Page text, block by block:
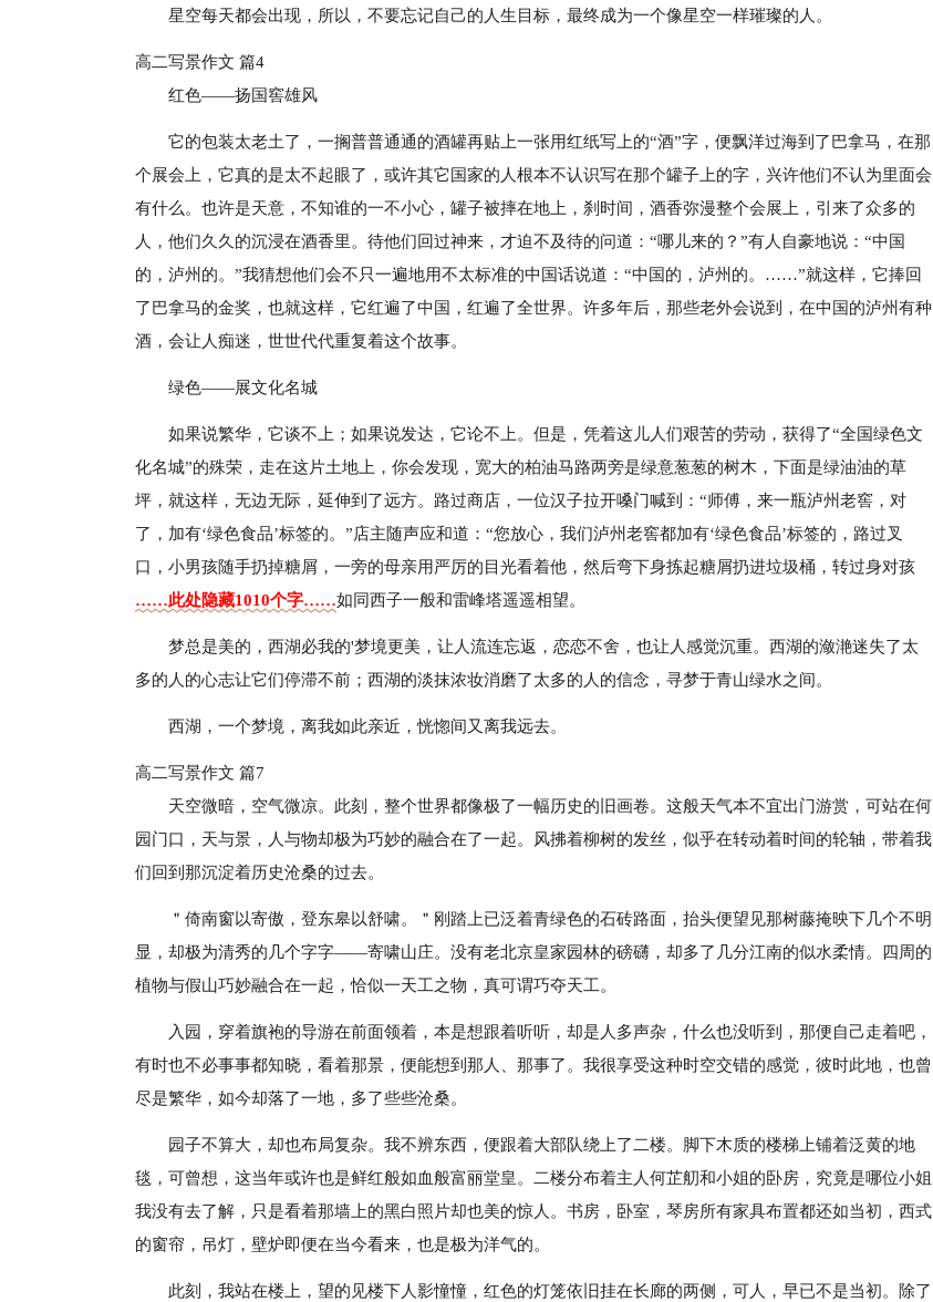
星空每天都会出现，所以，不要忘记自己的人生目标，最终成为一个像星空一样璀璨的人。
高二写景作文 篇4
红色——扬国窖雄风
它的包装太老土了，一搁普普通通的酒罐再贴上一张用红纸写上的“酒”字，便飘洋过海到了巴拿马，在那
个展会上，它真的是太不起眼了，或许其它国家的人根本不认识写在那个罐子上的字，兴许他们不认为里面会
有什么。也许是天意，不知谁的一不小心，罐子被摔在地上，刹时间，酒香弥漫整个会展上，引来了众多的
人，他们久久的沉浸在酒香里。待他们回过神来，才迫不及待的问道：“哪儿来的？”有人自豪地说：“中国
的，泸州的。”我猜想他们会不只一遍地用不太标准的中国话说道：“中国的，泸州的。……”就这样，它捧回
了巴拿马的金奖，也就这样，它红遍了中国，红遍了全世界。许多年后，那些老外会说到，在中国的泸州有种
酒，会让人痴迷，世世代代重复着这个故事。
绿色——展文化名城
如果说繁华，它谈不上；如果说发达，它论不上。但是，凭着这儿人们艰苦的劳动，获得了“全国绿色文
化名城”的殊荣，走在这片土地上，你会发现，宽大的柏油马路两旁是绿意葱葱的树木，下面是绿油油的草
坪，就这样，无边无际，延伸到了远方。路过商店，一位汉子拉开嗓门喊到：“师傅，来一瓶泸州老窖，对
了，加有‘绿色食品’标签的。”店主随声应和道：“您放心，我们泸州老窖都加有‘绿色食品’标签的，路过叉
口，小男孩随手扔掉糖屑，一旁的母亲用严厉的目光看着他，然后弯下身拣起糖屑扔进垃圾桶，转过身对孩
……此处隐藏1010个字……如同西子一般和雷峰塔遥遥相望。
梦总是美的，西湖必我的'梦境更美，让人流连忘返，恋恋不舍，也让人感觉沉重。西湖的潋滟迷失了太
多的人的心志让它们停滞不前；西湖的淡抹浓妆消磨了太多的人的信念，寻梦于青山绿水之间。
西湖，一个梦境，离我如此亲近，恍惚间又离我远去。
高二写景作文 篇7
天空微暗，空气微凉。此刻，整个世界都像极了一幅历史的旧画卷。这般天气本不宜出门游赏，可站在何
园门口，天与景，人与物却极为巧妙的融合在了一起。风拂着柳树的发丝，似乎在转动着时间的轮轴，带着我
们回到那沉淀着历史沧桑的过去。
＂倚南窗以寄傲，登东皋以舒啸。＂刚踏上已泛着青绿色的石砖路面，抬头便望见那树藤掩映下几个不明
显，却极为清秀的几个字字——寄啸山庄。没有老北京皇家园林的磅礴，却多了几分江南的似水柔情。四周的
植物与假山巧妙融合在一起，恰似一天工之物，真可谓巧夺天工。
入园，穿着旗袍的导游在前面领着，本是想跟着听听，却是人多声杂，什么也没听到，那便自己走着吧，
有时也不必事事都知晓，看着那景，便能想到那人、那事了。我很享受这种时空交错的感觉，彼时此地，也曾
尽是繁华，如今却落了一地，多了些些沧桑。
园子不算大，却也布局复杂。我不辨东西，便跟着大部队绕上了二楼。脚下木质的楼梯上铺着泛黄的地
毯，可曾想，这当年或许也是鲜红般如血般富丽堂皇。二楼分布着主人何芷舠和小姐的卧房，究竟是哪位小姐
我没有去了解，只是看着那墙上的黑白照片却也美的惊人。书房，卧室，琴房所有家具布置都还如当初，西式
的窗帘，吊灯，壁炉即便在当今看来，也是极为洋气的。
此刻，我站在楼上，望的见楼下人影憧憧，红色的灯笼依旧挂在长廊的两侧，可人，早已不是当初。除了